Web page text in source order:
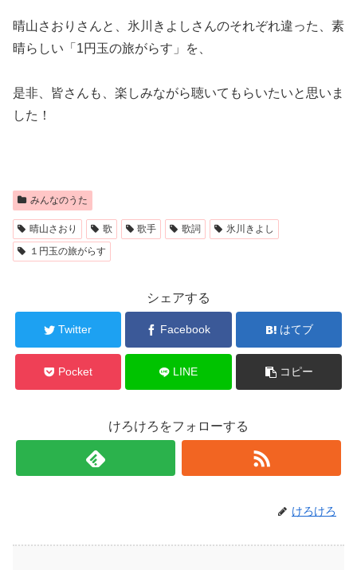
晴山さおりさんと、氷川きよしさんのそれぞれ違った、素
晴らしい「1円玉の旅がらす」を、
是非、皆さんも、楽しみながら聴いてもらいたいと思いま
した！
みんなのうた
晴山さおり 歌 歌手 歌詞
氷川きよし
１円玉の旅がらす
シェアする
Twitter Facebook はてブ
Pocket LINE コピー
けろけろをフォローする
けろけろ